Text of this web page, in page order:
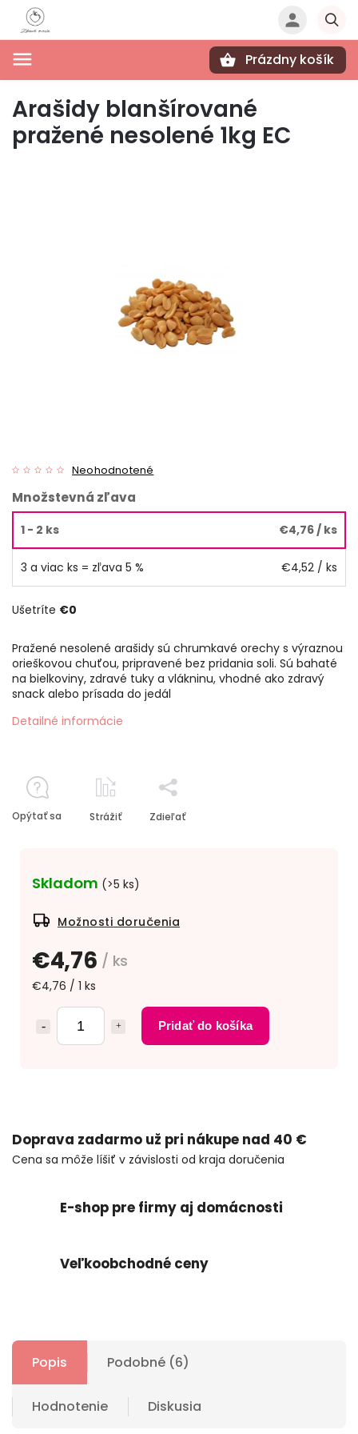
Prázdny košík
Arašidy blanšírované
pražené nesolené 1kg EC
Neohodnotené
€4,76 / ks
€4,76 / 1 ks
Pridať do košíka
Skladom (>5 ks)
Možnosti doručenia
Množstevná zľava
1 - 2 ks €4,76/ ks
3 a viac ks = zľava 5 % €4,52 / ks
Ušetríte €0
Pražené nesolené arašidy sú chrumkavé orechy s výraznou
orieškovou chuťou, pripravené bez pridania soli. Sú bahaté
na bielkoviny, zdravé tuky a vlákninu, vhodné ako zdravý
snack alebo prísada do jedál
Detailné informácie
Opýtať sa Strážiť Zdieľať
Doprava zadarmo už pri nákupe nad 40 €
Cena sa môže líšiť v závislosti od kraja doručenia
E-shop pre firmy aj domácnosti
Veľkoobchodné ceny
Popis Podobné (6)
Hodnotenie Diskusia